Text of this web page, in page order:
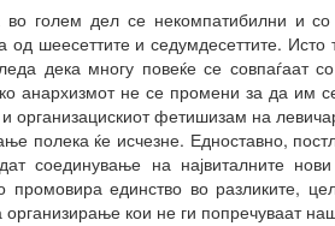
голем дел се некомпатибилни и
шеесеттите и седумдесеттите. Исто
дека многу повеќе се совпаѓаат
анархизмот не се промени за да им
организацискиот фетишизам на
полека ќе исчезне. Едноставно,
соединување на највиталните
единство во разликите,
кои не ги попречуваат